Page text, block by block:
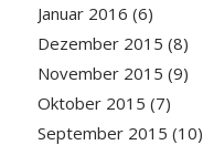
Januar 2016 (6)
Dezember 2015 (8)
November 2015 (9)
Oktober 2015 (7)
September 2015 (10)